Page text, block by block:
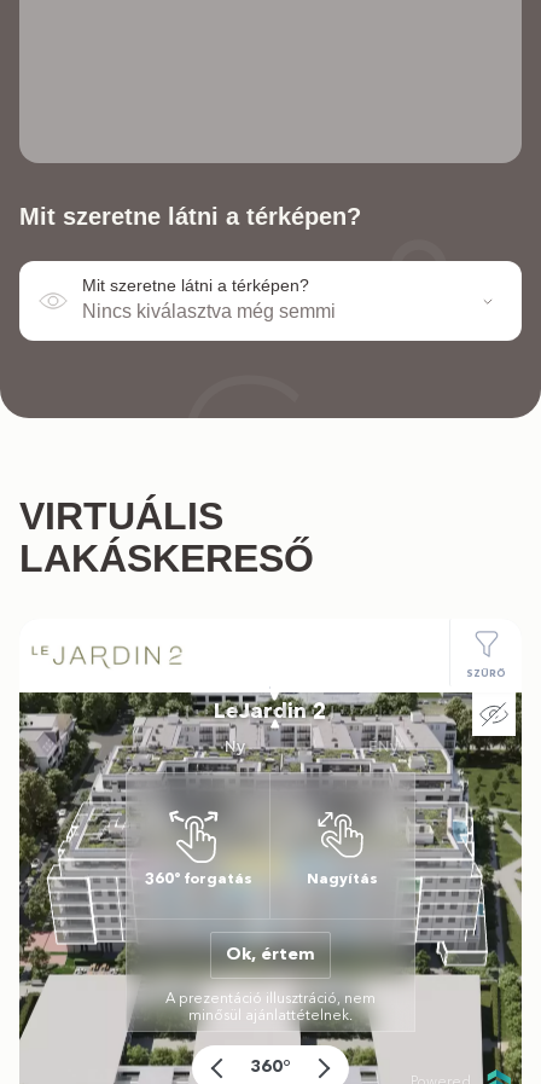
Mit szeretne látni a térképen?
Mit szeretne látni a térképen?
Nincs kiválasztva még semmi
VIRTUÁLIS
LAKÁSKERESŐ